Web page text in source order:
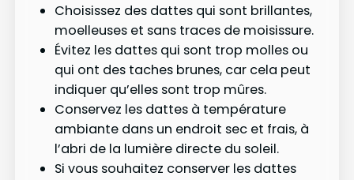
Choisissez des dattes qui sont brillantes,
moelleuses et sans traces de moisissure.
Évitez les dattes qui sont trop molles ou
qui ont des taches brunes, car cela peut
indiquer qu’elles sont trop mûres.
Conservez les dattes à température
ambiante dans un endroit sec et frais, à
l’abri de la lumière directe du soleil.
Si vous souhaitez conserver les dattes